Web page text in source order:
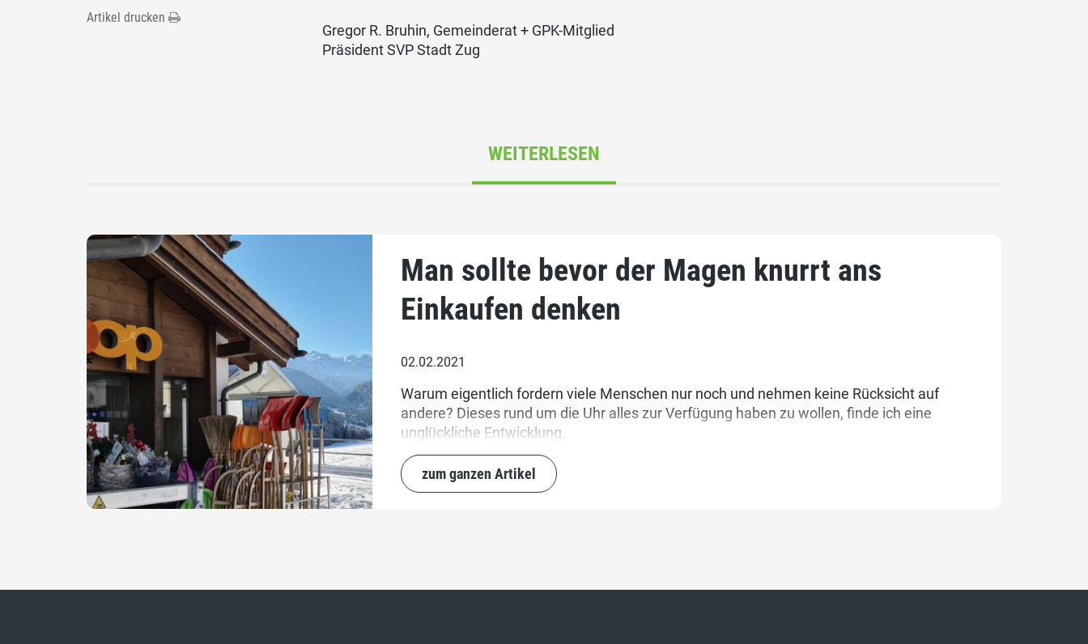
Gregor R. Bruhin, Gemeinderat + GPK-Mitglied
Präsident SVP Stadt Zug
Artikel drucken
WEITERLESEN
Man sollte bevor der Magen knurrt ans
Einkaufen denken
02.02.2021
Warum eigentlich fordern viele Menschen nur noch und nehmen keine Rücksicht auf
andere? Dieses rund um die Uhr alles zur Verfügung haben zu wollen, finde ich eine
unglückliche Entwicklung.
zum ganzen Artikel